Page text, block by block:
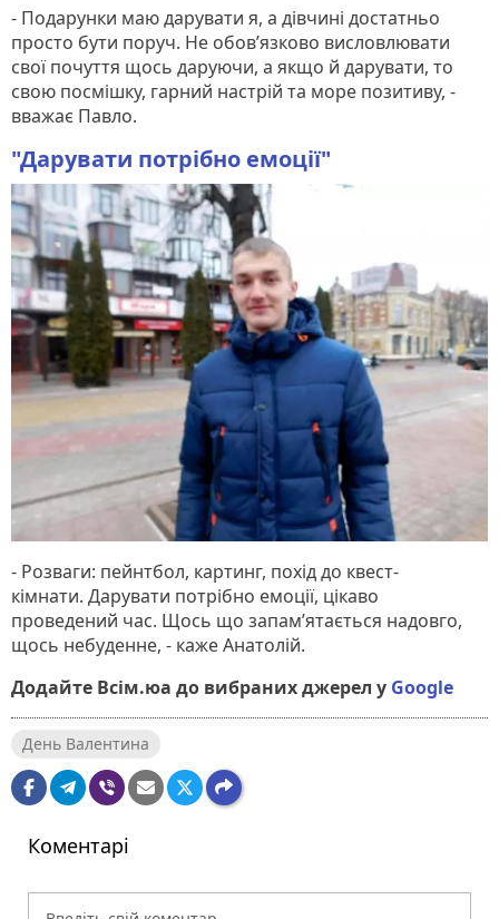
- Подарунки маю дарувати я, а дівчині достатньо
просто бути поруч. Не обов’язково висловлювати
свої почуття щось даруючи, а якщо й дарувати, то
свою посмішку, гарний настрій та море позитиву, -
вважає Павло.
"Дарувати потрібно емоції"
- Розваги: пейнтбол, картинг, похід до квест-
кімнати. Дарувати потрібно емоції, цікаво
проведений час. Щось що запам’ятається надовго,
щось небуденне, - каже Анатолій.
Додайте Всім.юа до вибраних джерел у Google
День Валентина
Коментарі